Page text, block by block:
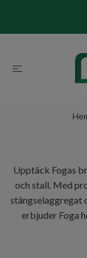
Upptäck Fogas
och stall. Med
stängselaggregat
erbjuder Foga